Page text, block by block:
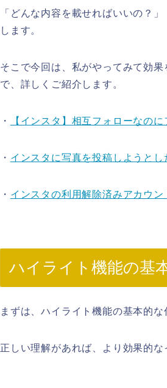
「どんな内容を載せればいいの？
します。
そこで今回は、私がやってみて効
で、詳しくご紹介します。
・ 【インスタ】相互フォローなの
・ インスタに写真を投稿しようと
・ インスタの利用解除済みアカウ
ハイライト機能の基
まずは、ハイライト機能の基本的
正しい理解があれば、より効果的な